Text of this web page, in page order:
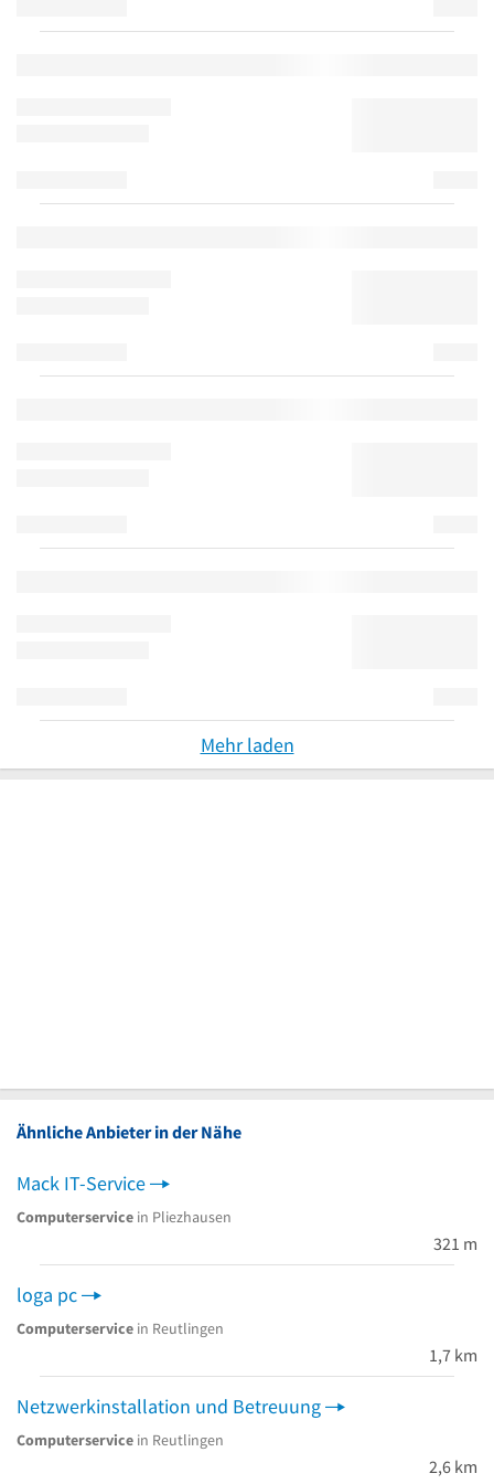
Mehr laden
Ähnliche Anbieter in der Nähe
Mack IT-Service
Computerservice in Pliezhausen
321 m
loga pc
Computerservice in Reutlingen
1,7 km
Netzwerkinstallation und Betreuung
Computerservice in Reutlingen
2,6 km